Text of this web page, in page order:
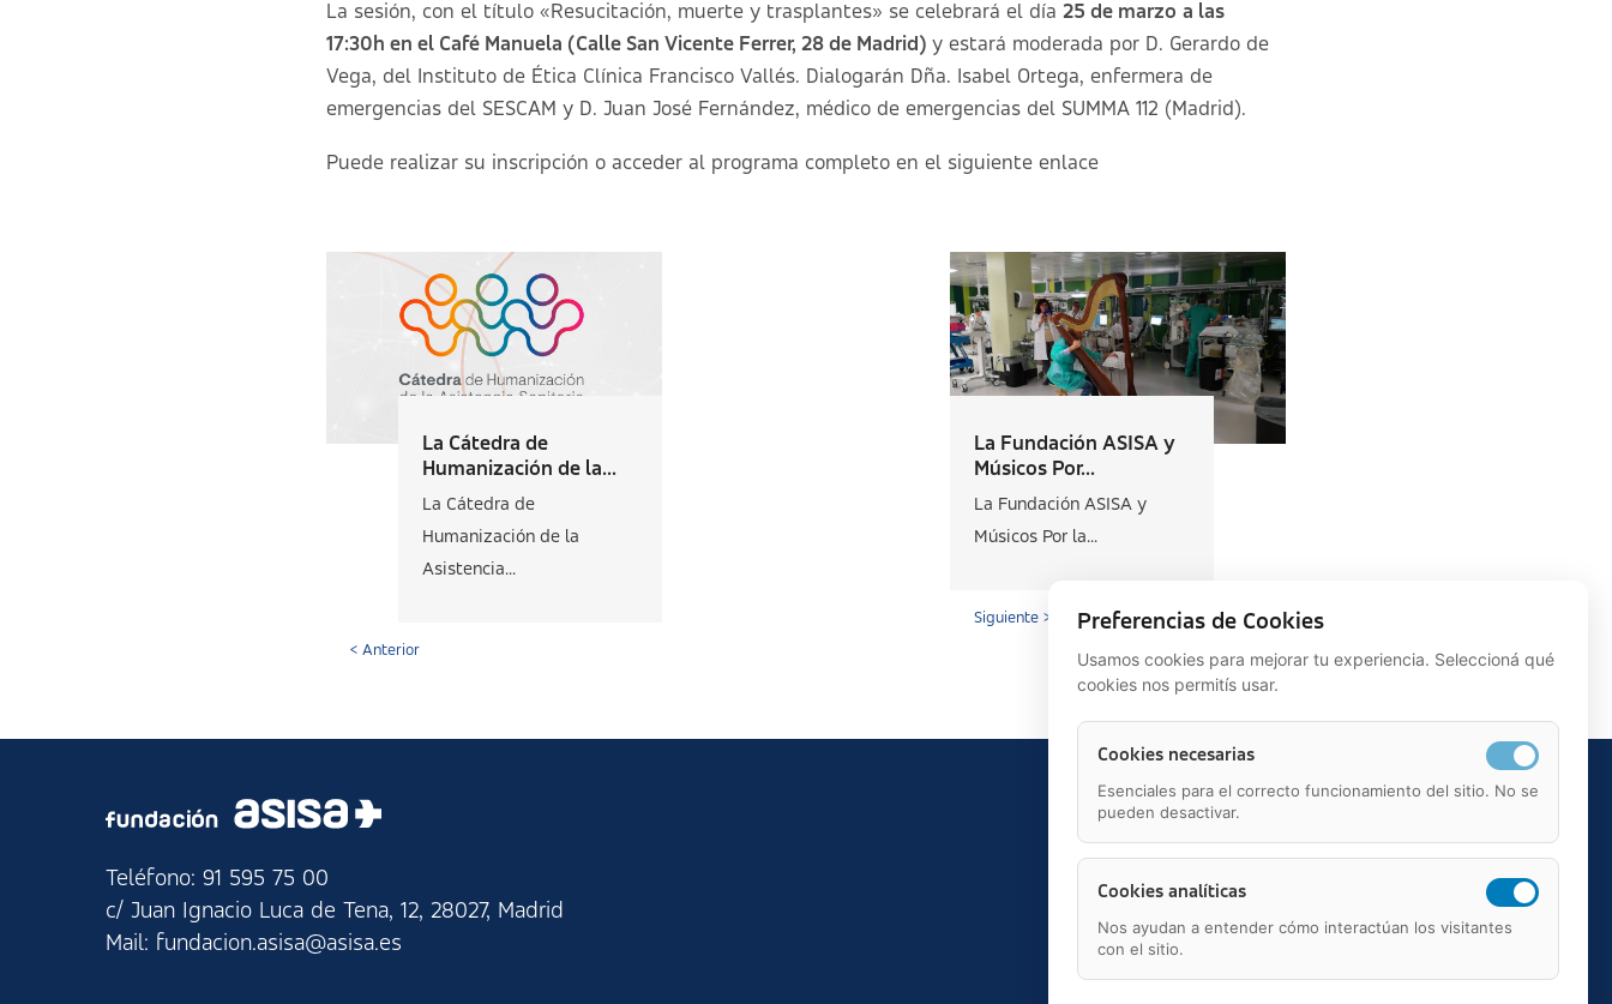
La sesión, con el título «Resucitación, muerte y trasplantes» se celebrará el día 25 de marzo a las
17:30h en el Café Manuela (Calle San Vicente Ferrer, 28 de Madrid) y estará moderada por D. Gerardo de
Vega, del Instituto de Ética Clínica Francisco Vallés. Dialogarán Dña. Isabel Ortega, enfermera de
emergencias del SESCAM y D. Juan José Fernández, médico de emergencias del SUMMA 112 (Madrid).
Puede realizar su inscripción o acceder al programa completo en el siguiente enlace
La Cátedra de
Humanización de la...
La Cátedra de
Humanización de la
Asistencia...
< Anterior
La Fundación ASISA y
Músicos Por...
La Fundación ASISA y
Músicos Por la...
Siguiente >
Teléfono: 91 595 75 00
c/ Juan Ignacio Luca de Tena, 12, 28027, Madrid
Mail: fundacion.asisa@asisa.es
Preferencias de Cookies
Usamos cookies para mejorar tu experiencia. Seleccioná qué
cookies nos permitís usar.
Cookies necesarias
Esenciales para el correcto funcionamiento del sitio. No se
pueden desactivar.
Cookies analíticas
Nos ayudan a entender cómo interactúan los visitantes
con el sitio.